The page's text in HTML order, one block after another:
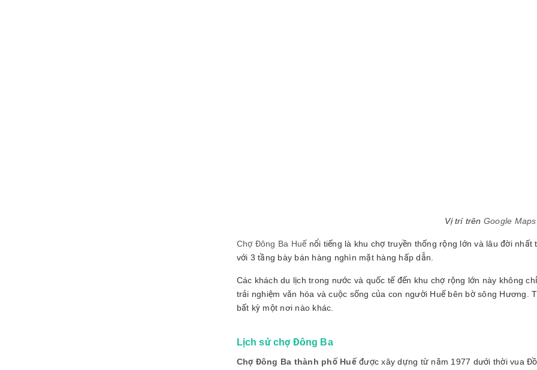
Vị trí trên Google Maps
Chợ Đông Ba Huếnổi tiếng là khu chợ truyền thống rộng lớn và lâu đời
với 3 tầng bày bán hàng nghìn mặt hàng hấp dẫn.
Các khách du lịch trong nước và quốc tế đến khu chợ rộng lớn này không
trải nghiệm văn hóa và cuộc sống của con người Huế bên bờ sông Hương.
bất kỳ một nơi nào khác.
Lịch sử chợ Đông Ba
Chợ Đông Ba thành phố Huếđược xây dựng từ năm 1977 dưới thời vua